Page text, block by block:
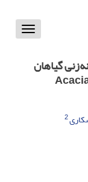
Toggle
گیاهان
2